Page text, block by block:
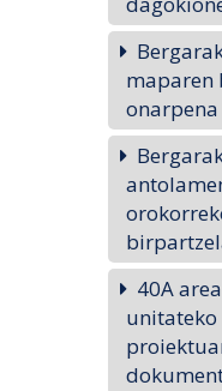
maparen
onarpena
40A